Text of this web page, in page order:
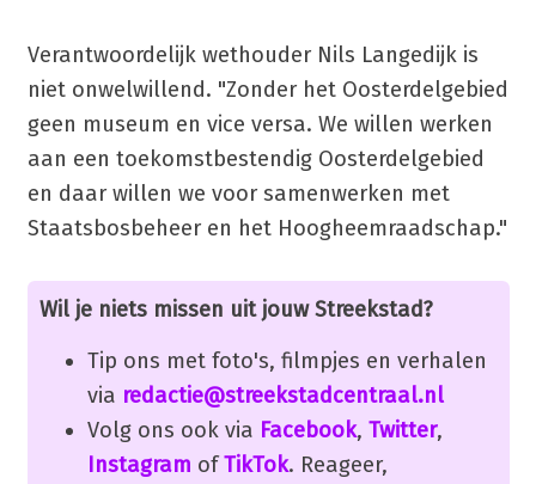
Verantwoordelijk wethouder Nils Langedijk is
niet onwelwillend. "Zonder het Oosterdelgebied
geen museum en vice versa. We willen werken
aan een toekomstbestendig Oosterdelgebied
en daar willen we voor samenwerken met
Staatsbosbeheer en het Hoogheemraadschap."
Wil je niets missen uit jouw Streekstad?
Tip ons met foto's, filmpjes en verhalen
via redactie@streekstadcentraal.nl
Volg ons ook via Facebook, Twitter,
Instagram ofTikTok. Reageer,